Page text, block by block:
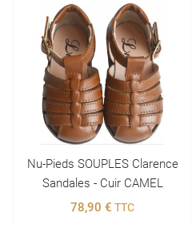
Nu-Pieds SOUPLES Clarence
Sandales - Cuir CAMEL
78,90 € TTC